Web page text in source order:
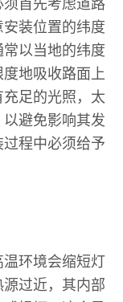
首先考虑道路
装位置的纬度
以当地的纬度
地吸收路面上
足的光照，太
避免影响其发
程中必须给予
环境会缩短灯
过近，其内部